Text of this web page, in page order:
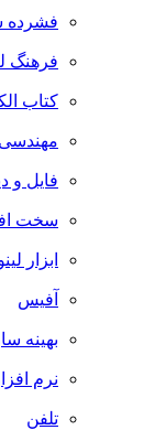
فشرده
فرهنگ
کتاب
مهندسی
فایل و
سخت
ابزار
آفیس
بهینه
نرم
تلفن